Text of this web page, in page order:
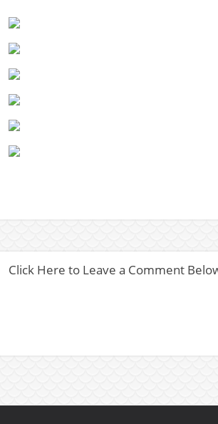
Click Here to Leave a Comment